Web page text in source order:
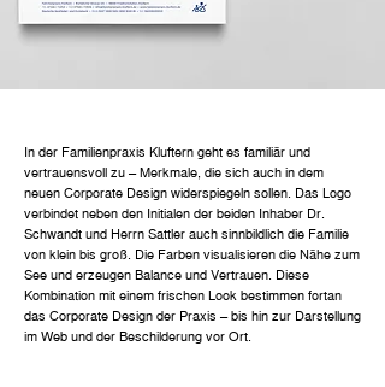
In der Familienpraxis Kluftern geht es familiär und
vertrauensvoll zu – Merkmale, die sich auch in dem
neuen Corporate Design widerspiegeln sollen. Das Logo
verbindet neben den Initialen der beiden Inhaber Dr.
Schwandt und Herrn Sattler auch sinnbildlich die Familie
von klein bis groß. Die Farben visualisieren die Nähe zum
See und erzeugen Balance und Vertrauen. Diese
Kombination mit einem frischen Look bestimmen fortan
das Corporate Design der Praxis – bis hin zur Darstellung
im Web und der Beschilderung vor Ort.